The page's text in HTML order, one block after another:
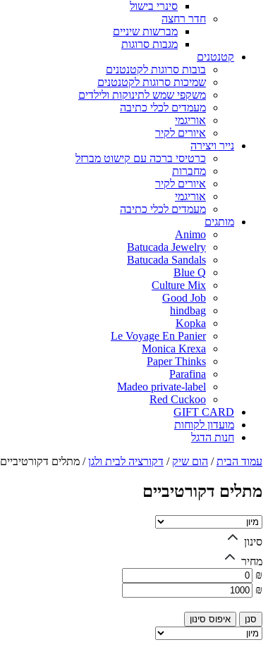
סינרי בישול
חדר רחצה
מברשות שיניים
מגבות סרוגות
קטנטנים
בובות סרוגות לקטנטנים
שמיכות סרוגות לקטנטנים
משקפי שמש לתינוקות ולילדים
מעמדים לכלי כתיבה
אוריגמי
איורים לקיר
נייר ויצירה
כרטיסי ברכה עם קישוט מברזל
מחברות
איורים לקיר
אוריגמי
מעמדים לכלי כתיבה
מותגים
Animo
Batucada Jewelry
Batucada Sandals
Blue Q
Culture Mix
Good Job
hindbag
Kopka
Le Voyage En Panier
Monica Krexa
Paper Thinks
Parafina
Madeo private-label
Red Cuckoo
GIFT CARD
מועדון לקוחות
חנות הדגל
עמוד הבית/ הום שיק / דקורציה לבית ולגן/ מתלים דקורטיביים
מתלים דקורטיביים
סינון
מחיר
₪
₪
איפוס סינון